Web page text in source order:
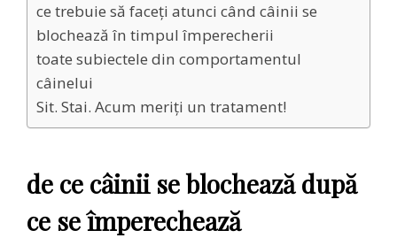
ce trebuie să faceți atunci când câinii se
blochează în timpul împerecherii
toate subiectele din comportamentul
câinelui
Sit. Stai. Acum meriți un tratament!
de ce câinii se blochează după
ce se împerechează